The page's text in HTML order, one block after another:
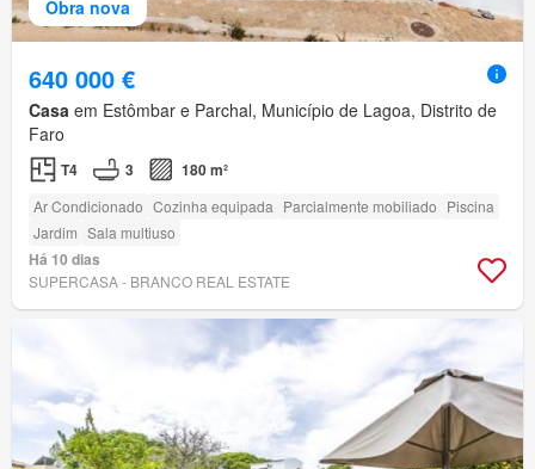
Obra nova
640 000 €
Casa em Estômbar e Parchal, Município de Lagoa, Distrito de
Faro
T4 3 180 m²
Ar Condicionado Cozinha equipada Parcialmente mobiliado Piscina
Jardim Sala multiuso
Há 10 dias
SUPERCASA - BRANCO REAL ESTATE